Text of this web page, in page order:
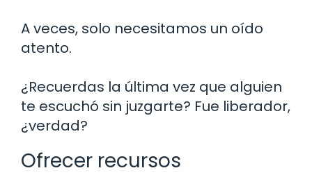
A veces, solo necesitamos un oído
atento.
¿Recuerdas la última vez que alguien
te escuchó sin juzgarte? Fue liberador,
¿verdad?
Ofrecer recursos